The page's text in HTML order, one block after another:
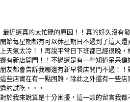
最近還真的太忙碌的原因！！真的好久沒有
開始每星期都有可以休星期日不過到了這天
上天氣太冷！！再說平常日下班都已經很晚
邊有新店開門！！不過還是有一些知道呆呆
朋友都會告訴我哪邊有新早餐店開門不過！
這些店實在有一點困難，除此之外還有一些店
邀約試吃‧‧‧
對於我來說算是十分困擾，這一類的留言我